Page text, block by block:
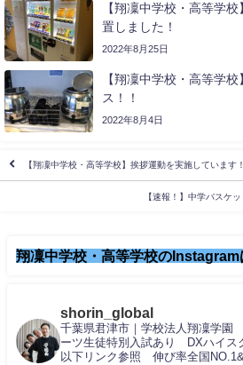
【翔凜中学校・高等学
置しました！
2022年8月25日
【翔凜中学校・高等学
ス！！
2022年8月4日
【翔凜中学校・高等学校】挨拶運動を実施しています！
【速報！】中学バスケ
翔凜中学校・高等学校のInstagram
shorin_global
千葉県君津市｜学校法人翔凜学
ーツ生徒特別入試あり DXハイ
以下リンク参照 伸び率全国